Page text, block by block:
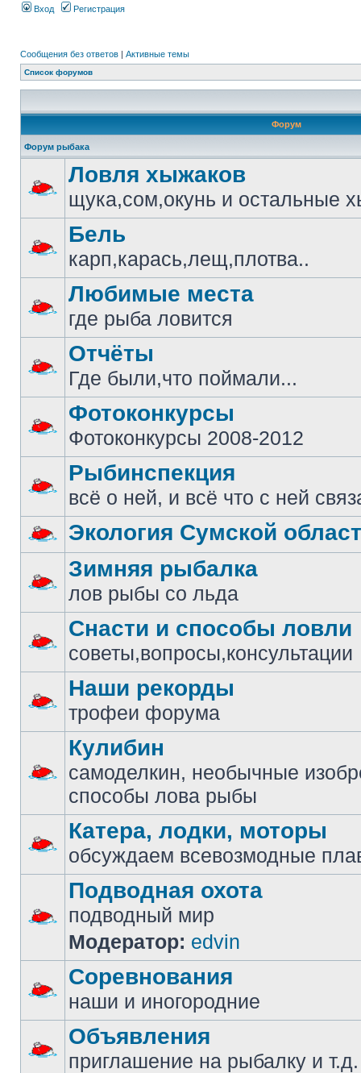
Вход Регистрация
Сообщения без ответов | Активные темы
Список форумов
Форум
Форум рыбака
Ловля хыжаков
щука,сом,окунь и остальные
Бель
карп,карась,лещ,плотва..
Любимые места
где рыба ловится
Отчёты
Где были,что поймали...
Фотоконкурсы
Фотоконкурсы 2008-2012
Рыбинспекция
всё о ней, и всё что с ней
Экология Сумской
Зимняя рыбалка
лов рыбы со льда
Снасти и способы ловли
советы,вопросы,консультации
Наши рекорды
трофеи форума
Кулибин
самоделкин, необычные
способы лова рыбы
Катера, лодки, моторы
обсуждаем всевозмодные
Подводная охота
подводный мир
Модератор: edvin
Соревнования
наши и иногородние
Объявления
приглашение на рыбалку и т.д.